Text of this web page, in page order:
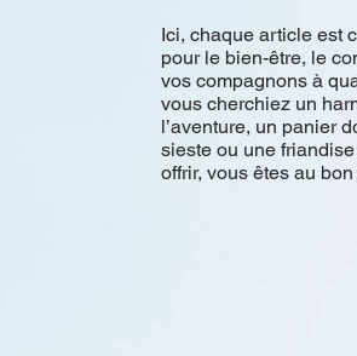
​Ici, chaque article est
pour le bien-être, le
vos compagnons à
vous cherchiez un
l’aventure, un panier
sieste ou une
offrir, vous êtes au